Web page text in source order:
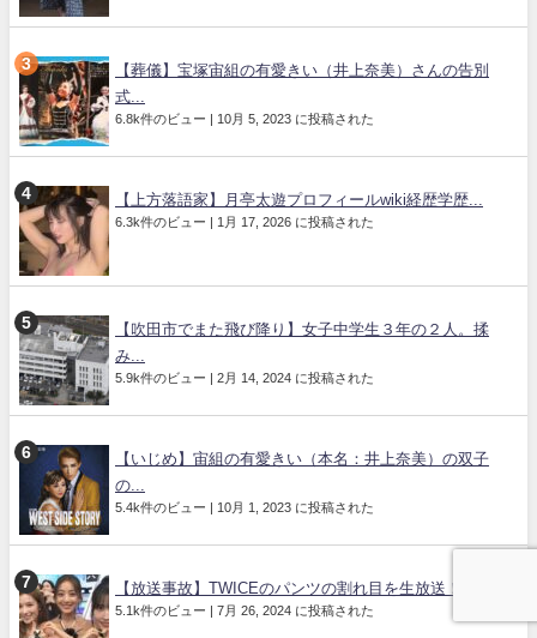
【葬儀】宝塚宙組の有愛きい（井上奈美）さんの告別
式...
6.8k件のビュー | 10月 5, 2023 に投稿された
【上方落語家】月亭太遊プロフィールwiki経歴学歴...
6.3k件のビュー | 1月 17, 2026 に投稿された
【吹田市でまた飛び降り】女子中学生３年の２人。揉
み...
5.9k件のビュー | 2月 14, 2024 に投稿された
【いじめ】宙組の有愛きい（本名：井上奈美）の双子
の...
5.4k件のビュー | 10月 1, 2023 に投稿された
【放送事故】TWICEのパンツの割れ目を生放送！「...
5.1k件のビュー | 7月 26, 2024 に投稿された